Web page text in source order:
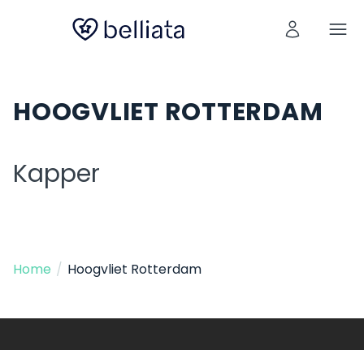
HOOGVLIET ROTTERDAM
Kapper
Home / Hoogvliet Rotterdam